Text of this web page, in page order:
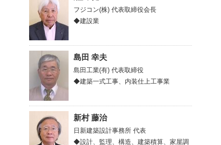
フジコン(株) 代表取締役会長
◆建設業
島田 幸夫
島田工業(有) 代表取締役
◆建築一式工事、内装仕上工事業
新村 藤治
日新建築設計事務所 代表
◆設計、監理、構造、建築積算、家屋調